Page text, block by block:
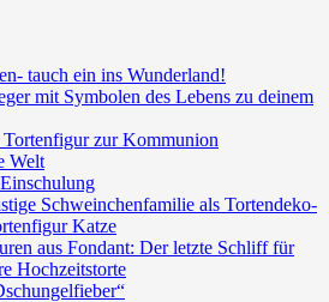
tauch ein ins Wunderland!
mit Symbolen des Lebens zu deinem
zur Kommunion
Welt
Schweinchenfamilie als Tortendeko-
Katze
aus Fondant: Der letzte Schliff für
Hochzeitstorte